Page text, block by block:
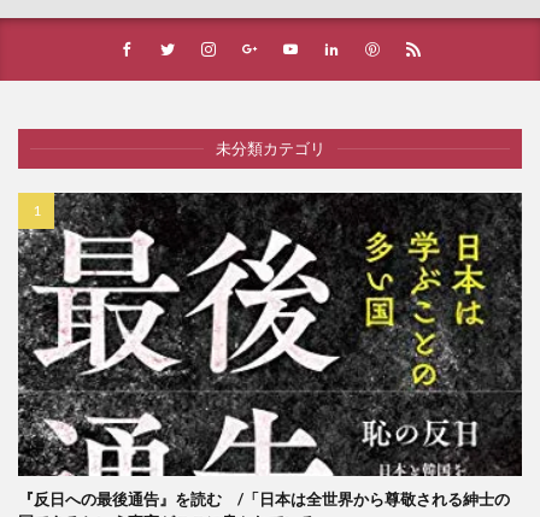
未分類カテゴリ
『反日への最後通告』を読む /「日本は全世界から尊敬される紳士の